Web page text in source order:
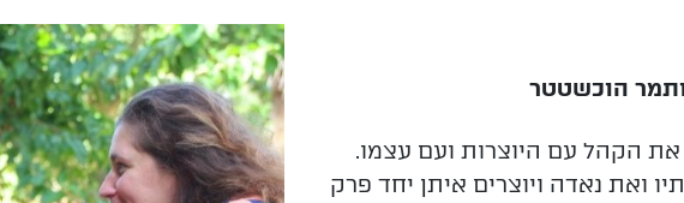
הוכשטטר
הקהל עם היוצרות ועם עצמו.
ואת נאדה ויוצרים איתן יחד פרק